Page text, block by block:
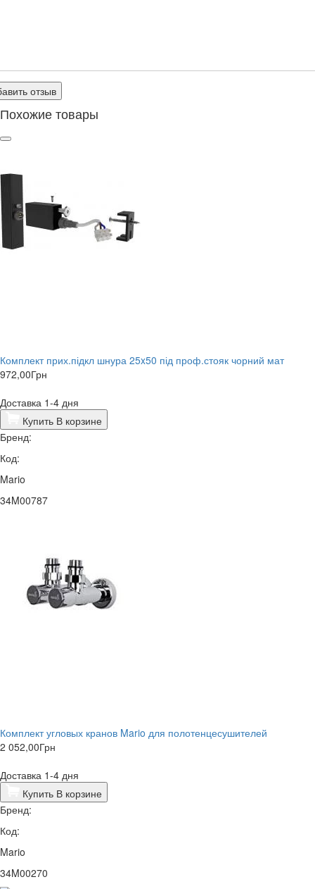
отзыв
Похожие товары
Комплект прих.підкл шнура 25x50 під проф.стояк чорний мат
972,00Грн
Доставка 1-4 дня
Купить В корзине
Бренд:
Код:
Mario
34M00787
Комплект угловых кранов Mario для полотенцесушителей
2 052,00Грн
Доставка 1-4 дня
Купить В корзине
Бренд:
Код:
Mario
34M00270